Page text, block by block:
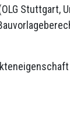
Stuttgart,